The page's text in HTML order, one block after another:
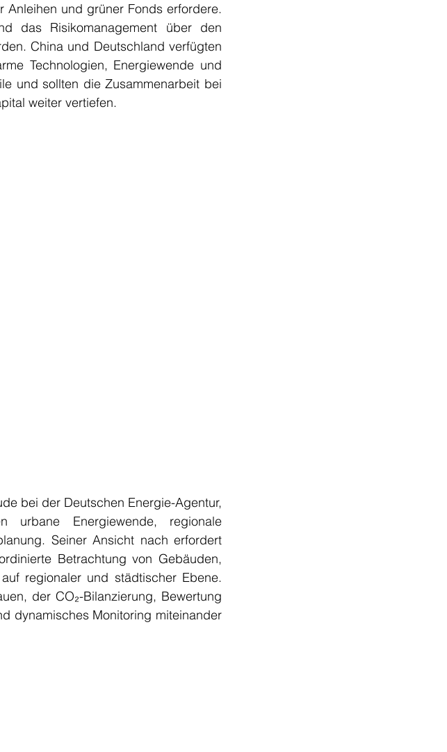
Anleihen und grüner Fonds erfordere.
das Risikomanagement über den
China und Deutschland verfügten
Technologien, Energiewende und
und sollten die Zusammenarbeit bei
weiter vertiefen.
bei der Deutschen Energie-Agentur,
Energiewende, regionale
Seiner Ansicht nach erfordert
Betrachtung von Gebäuden,
regionaler und städtischer Ebene.
der CO₂-Bilanzierung, Bewertung
dynamisches Monitoring miteinander